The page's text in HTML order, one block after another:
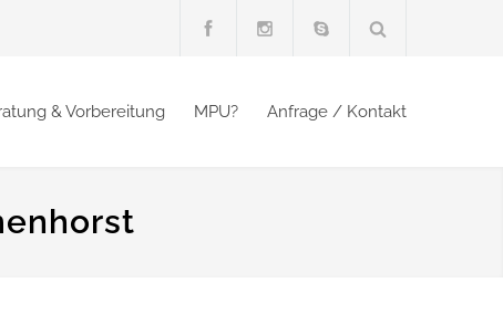
& Vorbereitung MPU? Anfrage / Kontakt